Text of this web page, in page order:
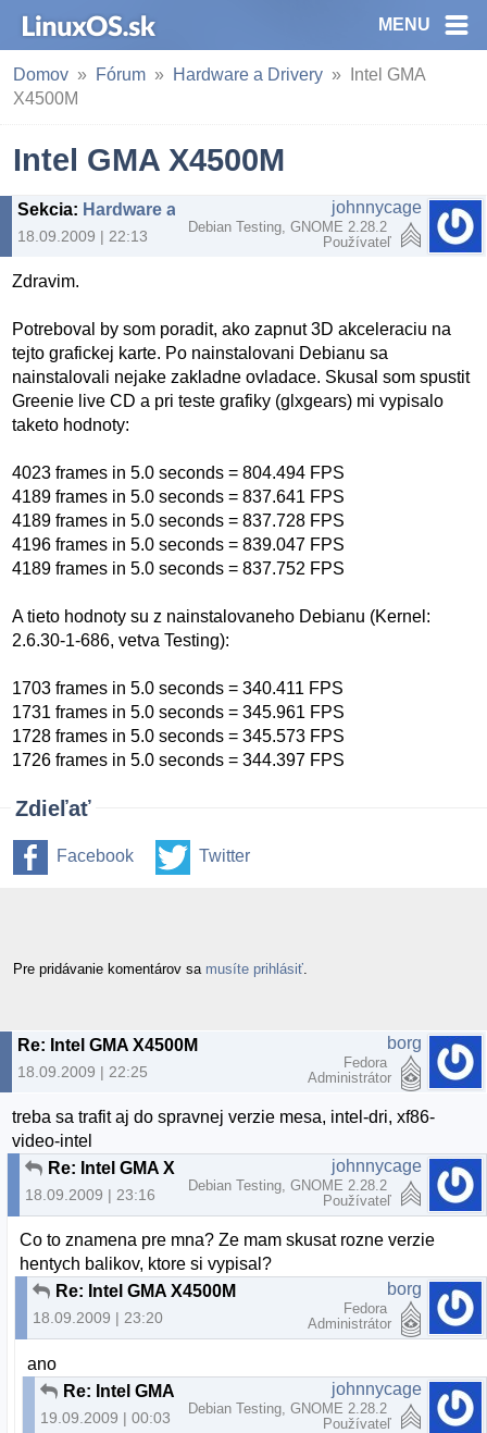
MENU
Domov Fórum Hardware a Drivery
Intel GMA
X4500M
Intel GMA X4500M
Sekcia: Hardware a Drivery
18.09.2009 | 22:13
johnnycage
Debian Testing, GNOME 2.28.2
Používateľ
Zdravim.
Potreboval by som poradit, ako zapnut 3D akceleraciu na
tejto grafickej karte. Po nainstalovani Debianu sa
nainstalovali nejake zakladne ovladace. Skusal som spustit
Greenie live CD a pri teste grafiky (glxgears) mi vypisalo
taketo hodnoty:
4023 frames in 5.0 seconds = 804.494 FPS
4189 frames in 5.0 seconds = 837.641 FPS
4189 frames in 5.0 seconds = 837.728 FPS
4196 frames in 5.0 seconds = 839.047 FPS
4189 frames in 5.0 seconds = 837.752 FPS
A tieto hodnoty su z nainstalovaneho Debianu (Kernel:
2.6.30-1-686, vetva Testing):
1703 frames in 5.0 seconds = 340.411 FPS
1731 frames in 5.0 seconds = 345.961 FPS
1728 frames in 5.0 seconds = 345.573 FPS
1726 frames in 5.0 seconds = 344.397 FPS
Zdieľať
Facebook Twitter
Pre pridávanie komentárov sa musíte prihlásiť
Re: Intel GMA X4500M
18.09.2009 | 22:25
borg
Fedora
Administrátor
treba sa trafit aj do spravnej verzie mesa, intel-dri, xf86-
video-intel
Re: Intel GMA X4500M
18.09.2009 | 23:16
johnnycage
Debian Testing, GNOME 2.28.2
Používateľ
Co to znamena pre mna? Ze mam skusat rozne verzie
hentych balikov, ktore si vypisal?
Re: Intel GMA X4500M
18.09.2009 | 23:20
borg
Fedora
Administrátor
ano
Re: Intel GMA X4500M
19.09.2009 | 00:03
johnnycage
Debian Testing, GNOME 2.28.2
Používateľ